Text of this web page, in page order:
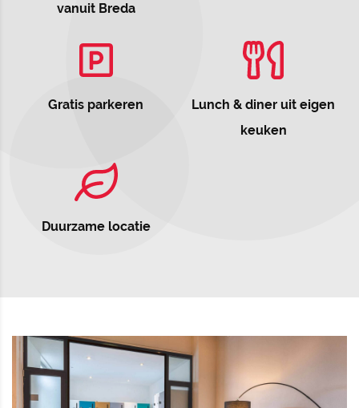
vanuit Breda
Gratis parkeren
Lunch & diner uit eigen
keuken
Duurzame locatie